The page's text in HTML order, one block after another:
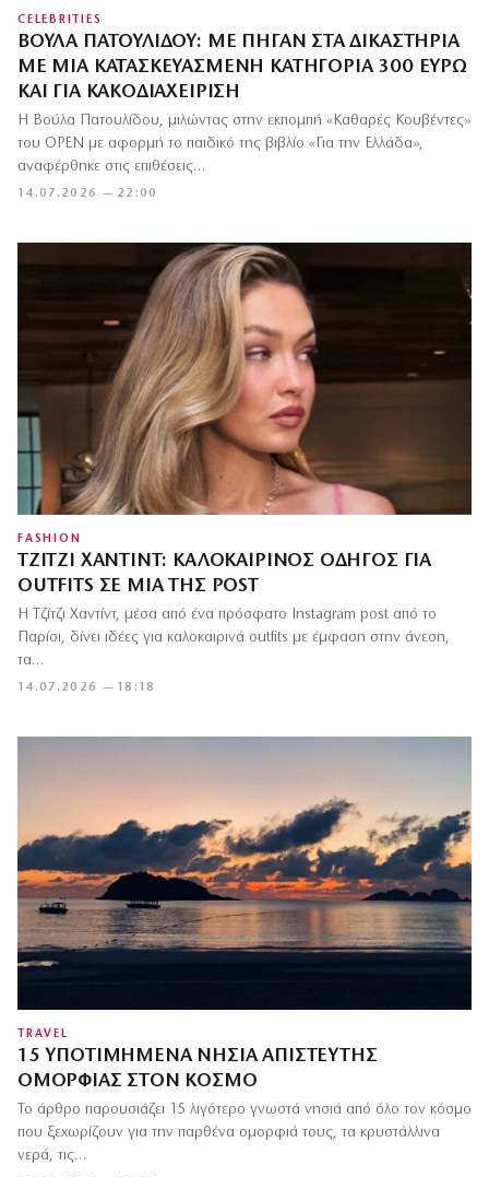
CELEBRITIES
ΒΟΎΛΑ ΠΑΤΟΥΛΊΔΟΥ: ΜΕ ΠΉΓΑΝ ΣΤΑ ΔΙΚΑΣΤΉΡΙΑ
ΜΕ ΜΙΑ ΚΑΤΑΣΚΕΥΑΣΜΈΝΗ ΚΑΤΗΓΟΡΊΑ 300 ΕΥΡΏ
ΚΑΙ ΓΙΑ ΚΑΚΟΔΙΑΧΕΊΡΙΣΗ
14.07.2026 — 22:00
Η Βούλα Πατουλίδου, μιλώντας στην εκπομπή «Καθαρές Κουβέντες»
του ΟΡΕΝ με αφορμή το παιδικό της βιβλίο «Για την Ελλάδα»,
αναφέρθηκε στις επιθέσεις…
FASHION
ΤΖΊΤΖΙ ΧΑΝΤΊΝΤ: ΚΑΛΟΚΑΙΡΙΝΌΣ ΟΔΗΓΌΣ ΓΙΑ
OUTFITS ΣΕ ΜΊΑ ΤΗΣ POST
14.07.2026 — 18:18
Η Τζίτζι Χαντίντ, μέσα από ένα πρόσφατο Instagram post από το
Παρίσι, δίνει ιδέες για καλοκαιρινά outfits με έμφαση στην άνεση,
τα…
TRAVEL
15 ΥΠΟΤΙΜΗΜΈΝΑ ΝΗΣΙΆ ΑΠΊΣΤΕΥΤΗΣ
ΟΜΟΡΦΙΆΣ ΣΤΟΝ ΚΌΣΜΟ
Το άρθρο παρουσιάζει 15 λιγότερο γνωστά νησιά από όλο τον κόσμο
που ξεχωρίζουν για την παρθένα ομορφιά τους, τα κρυστάλλινα
νερά, τις…